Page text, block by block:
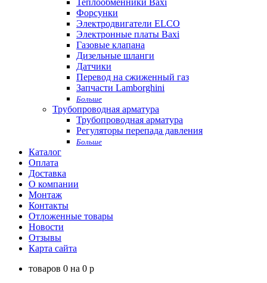
Теплообменники Baxi
Форсунки
Электродвигатели ELCO
Электронные платы Baxi
Газовые клапана
Дизельные шланги
Датчики
Перевод на сжиженный газ
Запчасти Lamborghini
Больше
Трубопроводная арматура
Трубопроводная арматура
Регуляторы перепада давления
Больше
Каталог
Оплата
Доставка
О компании
Монтаж
Контакты
Отложенные товары
Новости
Отзывы
Карта сайта
товаров 0 на 0 p